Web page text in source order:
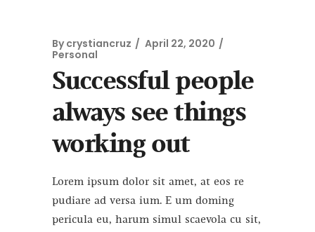
By crystiancruz
April 22, 2020
Personal
Successful people
always see things
working out
Lorem ipsum dolor sit amet, at eos re
pudiare ad versa ium. E um doming
pericula eu, harum simul scaevola cu sit,